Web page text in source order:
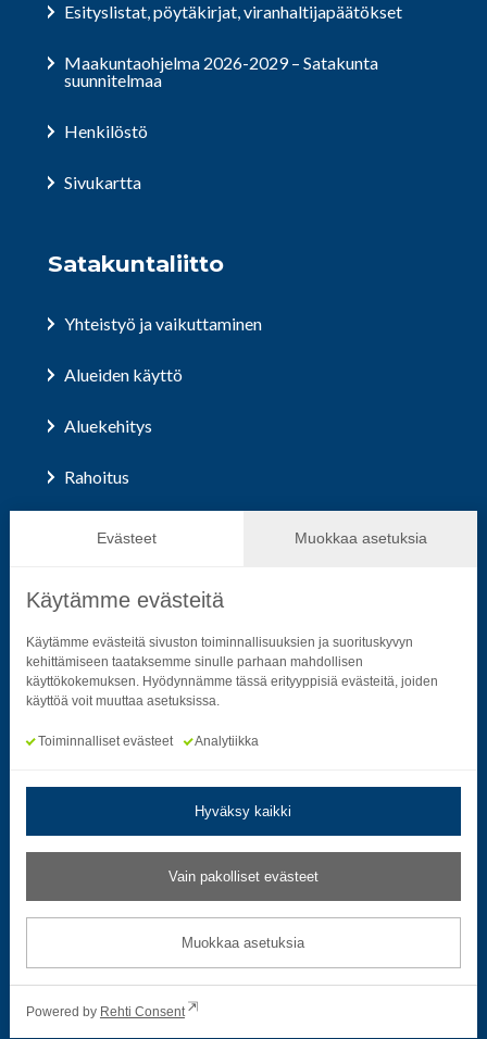
Evästeet Muokkaa asetuksia
Käytämme evästeitä
Käytämme evästeitä sivuston toiminnallisuuksien ja suorituskyvyn
kehittämiseen taataksemme sinulle parhaan mahdollisen
käyttökokemuksen. Hyödynnämme tässä erityyppisiä evästeitä, joiden
käyttöä voit muuttaa asetuksissa.
Toiminnalliset evästeet Analytiikka
Hyväksy kaikki
Vain pakolliset evästeet
Muokkaa asetuksia
Powered by Rehti Consent
Esityslistat, pöytäkirjat, viranhaltijapäätökset
Maakuntaohjelma 2026-2029 – Satakunta
suunnitelmaa
Henkilöstö
Sivukartta
Satakuntaliitto
Yhteistyö ja vaikuttaminen
Alueiden käyttö
Aluekehitys
Rahoitus
Hallinto ja päätöksenteko
Seuraa sosiaalisessa mediassa
Neliön mallinen ikoni, joka kuvastaa f-kirjainta.
Neliön mallinen ikoni, joka kuvastaa f-kirjainta.
Neliön mallinen ikoni, joka kuvastaa
Neliön mallinen ikoni, jonka
Neliön mallinen ikoni,
Neliön mallinen
Tietosuoja- ja rekisteriselosteet|
Saavutettavuusseloste